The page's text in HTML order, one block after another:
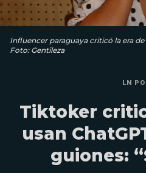
Influencer paraguaya criticó la era
Foto: Gentileza
LN
Tiktoker
usan
guiones: